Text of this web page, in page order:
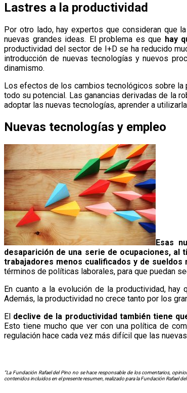
Lastres a la productividad
Por otro lado, hay expertos que consideran que
nuevas grandes ideas. El problema es que hay
productividad del sector de I+D se ha reducido
introducción de nuevas tecnologías y nuevos
dinamismo.
Los efectos de los cambios tecnológicos sobre
todo su potencial. Las ganancias derivadas de la
adoptar las nuevas tecnologías, aprender a
Nuevas tecnologías y empleo
Esas
desaparición de una serie de ocupaciones, al
trabajadores menos cualificados y de sueldos
términos de políticas laborales, para que puedan
En cuanto a la evolución de la productividad,
Además, la productividad no crece tanto por los
El declive de la productividad también tiene
Esto tiene mucho que ver con una política de
regulación hace cada vez más difícil que las
“La Fundación Rafael del Pino no se hace responsable de los comentarios,
contenidos incluidos en el presente resumen, realizado para la Fundación Rafael